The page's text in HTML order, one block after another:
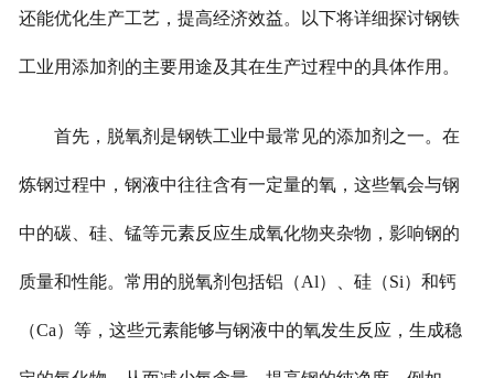
还能优化生产工艺，提高经济效益。以下将详细探讨钢铁
工业用添加剂的主要用途及其在生产过程中的具体作用。
首先，脱氧剂是钢铁工业中最常见的添加剂之一。在
炼钢过程中，钢液中往往含有一定量的氧，这些氧会与钢
中的碳、硅、锰等元素反应生成氧化物夹杂物，影响钢的
质量和性能。常用的脱氧剂包括铝（Al）、硅（Si）和钙
（Ca）等，这些元素能够与钢液中的氧发生反应，生成稳